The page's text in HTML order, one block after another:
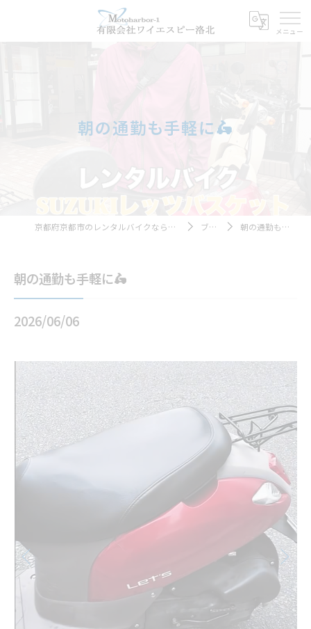
朝の通勤も手軽に🛵
京都府京都市のレンタルバイクならモトハーバー１ ブログ 朝の通勤も手軽に🛵
朝の通勤も手軽に🛵
2026/06/06